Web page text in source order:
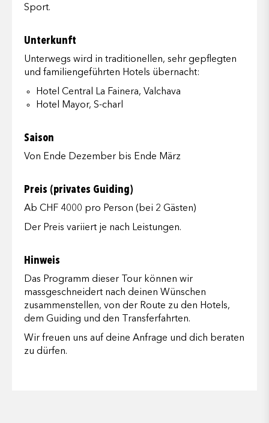
Sport.
Unterkunft
Unterwegs wird in traditionellen, sehr gepflegten
und familiengeführten Hotels übernacht:
Hotel Central La Fainera, Valchava
Hotel Mayor, S-charl
Saison
Von Ende Dezember bis Ende März
Preis (privates Guiding)
Ab CHF 4000 pro Person (bei 2 Gästen)
Der Preis variiert je nach Leistungen.
Hinweis
Das Programm dieser Tour können wir
massgeschneidert nach deinen Wünschen
zusammenstellen, von der Route zu den Hotels,
dem Guiding und den Transferfahrten.
Wir freuen uns auf deine Anfrage und dich beraten
zu dürfen.